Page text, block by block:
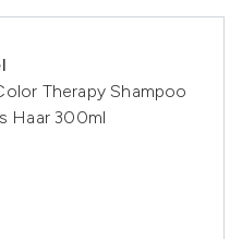
Therapy Shampoo
Haar 300ml